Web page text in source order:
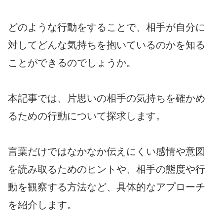
どのような行動をすることで、相手が自分に
対してどんな気持ちを抱いているのかを知る
ことができるのでしょうか。
本記事では、片思いの相手の気持ちを確かめ
るための行動について探求します。
言葉だけではなかなか伝えにくい感情や意図
を読み取るためのヒントや、相手の態度や行
動を観察する方法など、具体的なアプローチ
を紹介します。